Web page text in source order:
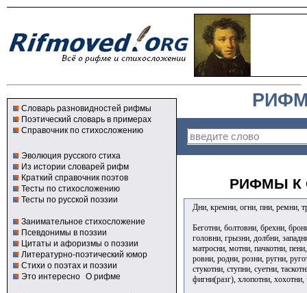
Словарь разновидностей рифмы
Поэтический словарь в примерах
Справочник по стихосложению
Эволюция русского стиха
Из истории словарей рифм
Краткий справочник поэтов
Тесты по стихосложению
Тесты по русской поэзии
Занимательное стихосложение
Псевдонимы в поэзии
Цитаты и афоризмы о поэзии
Литературно-поэтический юмор
Стихи о поэтах и поэзии
Это интересно О рифме
РИФМЫ К
Дни, кремни, огни, пни, ремни,
Беготни, болтовни, брехни,
головни, грызни, долбни,
матросни, мотни, пачкотни,
ровни, родни, розни, ругни,
стукотни, ступни, суетни,
фигни(разг), хлопотни,